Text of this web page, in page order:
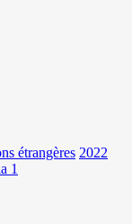
étrangères 2022
1